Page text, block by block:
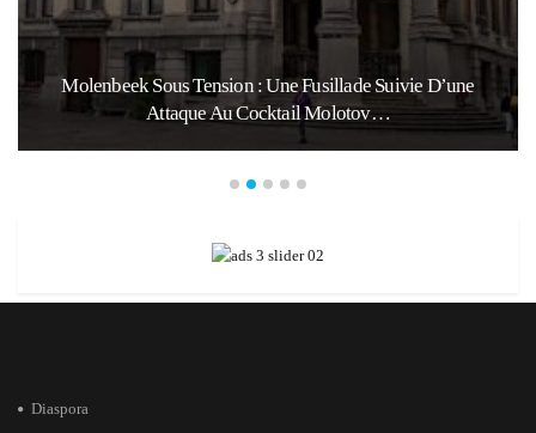
Molenbeek Sous Tension : Une Fusillade Suivie D’une
Attaque Au Cocktail Molotov…
Diaspora